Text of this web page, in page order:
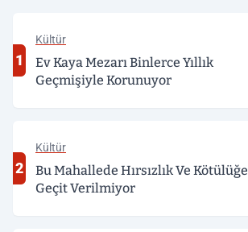
1
Kültür
Ev Kaya Mezarı Binlerce Yıllık
Geçmişiyle Korunuyor
2
Kültür
Bu Mahallede Hırsızlık Ve Kötülüğe
Geçit Verilmiyor